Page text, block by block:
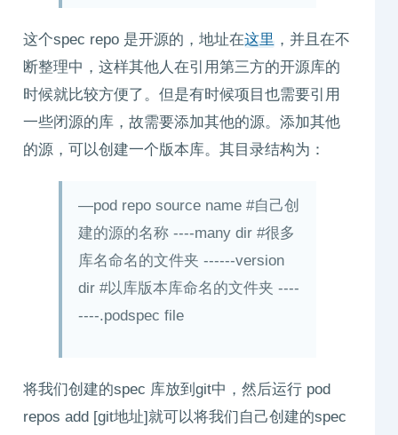
这个spec repo 是开源的，地址在这里 ，并且在不
断整理中，这样其他人在引用第三方的开源库的
时候就比较方便了。但是有时候项目也需要引用
一些闭源的库，故需要添加其他的源。添加其他
的源，可以创建一个版本库。其目录结构为：
—pod repo source name #自己创
建的源的名称 ----many dir #很多
库名命名的文件夹 ------version
dir #以库版本库命名的文件夹 ----
----.podspec file
将我们创建的spec 库放到git中，然后运行 pod
repos add [git地址]就可以将我们自己创建的spec